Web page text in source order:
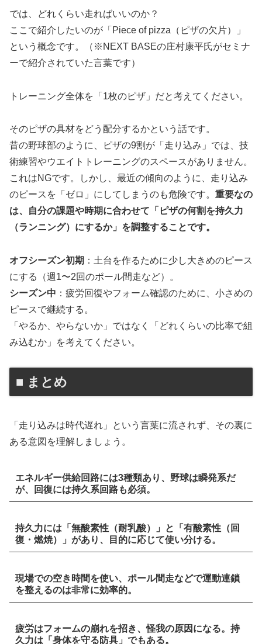
では、どれくらい走ればいいのか？
ここで紹介したいのが「Piece of pizza（ピザの欠片）」
という概念です。（※NEXT BASEの庄村康平氏がセミナ
ーで紹介されていた言葉です）
トレーニング全体を「1枚のピザ」だと考えてください。
そのピザの具材をどう配分するかという話です。
昔の野球部のように、ピザの9割が「走り込み」では、技
術練習やウエイトトレーニングのスペースがありません。
これはNGです。しかし、最近の傾向のように、走り込み
のピースを「ゼロ」にしてしまうのも危険です。 重要なの
は、自分の課題や時期に合わせて「ピザの何割を持久力
（ランニング）にするか」を調整することです。
オフシーズン初期 ：土台を作るために少し大きめのピース
にする（週1〜2回のポール間走など）。
シーズン中 ：疲労回復やフォーム確認のために、小さめの
ピースで継続する。
「やるか、やらないか」ではなく「どれくらいの比率で組
み込むか」を考えてください。
■ まとめ
「走り込みは時代遅れ」という言葉に流されず、その裏に
ある意図を理解しましょう。
エネルギー供給回路には3種類あり、野球は瞬発系だ
が、回復には持久系回路も必須。
持久力には「無酸素性（耐乳酸）」と「有酸素性（回
復・燃焼）」があり、目的に応じて使い分ける。
現場での空き時間を使い、ポール間走などで運動連鎖
を整えるのは非常に効率的。
疲労はフォームの崩れを招き、怪我の原因になる。持
久力は「身体を守る防具」でもある。